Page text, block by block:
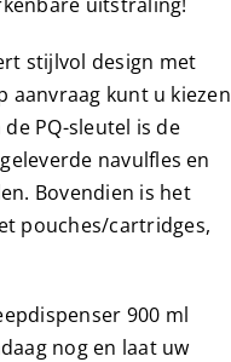
stijlvol design met
kunt u kiezen
PQ-sleutel is de
navulfles en
Bovendien is het
pouches/cartridges,
900 ml
nog en laat uw